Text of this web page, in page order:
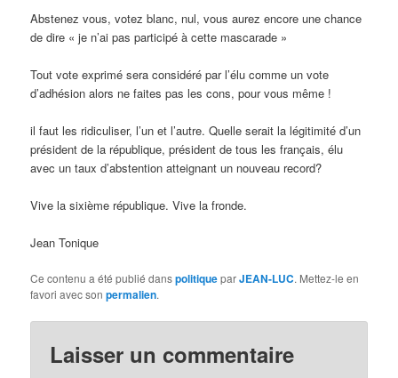
Abstenez vous, votez blanc, nul, vous aurez encore une chance
de dire « je n’ai pas participé à cette mascarade »
Tout vote exprimé sera considéré par l’élu comme un vote
d’adhésion alors ne faites pas les cons, pour vous même !
il faut les ridiculiser, l’un et l’autre. Quelle serait la légitimité d’un
président de la république, président de tous les français, élu
avec un taux d’abstention atteignant un nouveau record?
Vive la sixième république. Vive la fronde.
Jean Tonique
Ce contenu a été publié danspolitiqueparJEAN-LUC. Mettez-le en
favori avec sonpermalien.
Laisser un commentaire